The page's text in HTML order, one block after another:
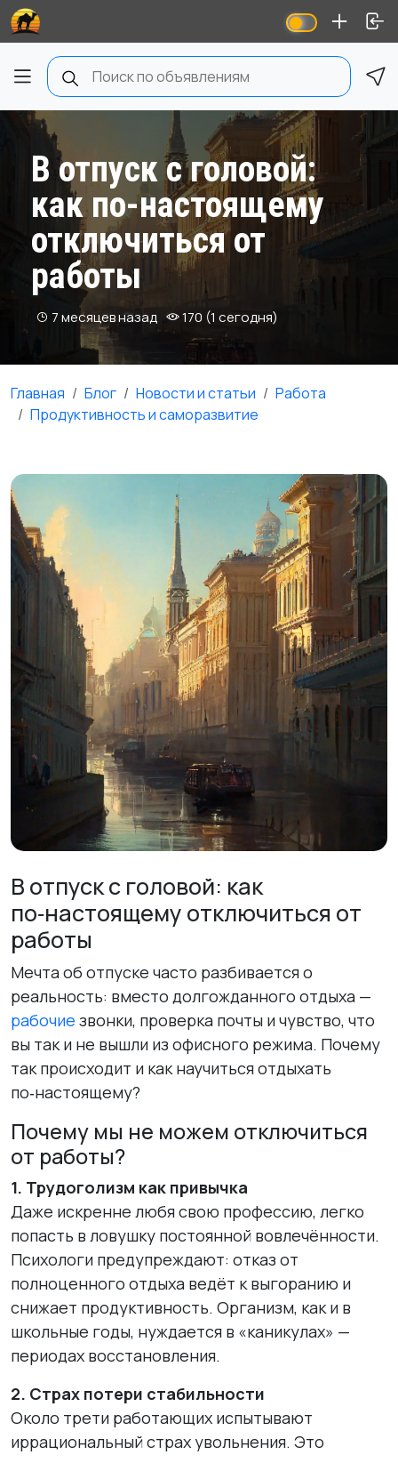
В отпуск с головой:
как по‑настоящему
отключиться от
работы
7 месяцев назад 170 (1 сегодня)
Главная Блог Новости и статьи
Работа
Продуктивность и саморазвитие
В отпуск с головой: как
по‑настоящему отключиться от
работы
Мечта об отпуске часто разбивается о
реальность: вместо долгожданного отдыха —
рабочие звонки, проверка почты и чувство, что
вы так и не вышли из офисного режима. Почему
так происходит и как научиться отдыхать
по‑настоящему?
Почему мы не можем отключиться
от работы?
1. Трудоголизм как привычка
Даже искренне любя свою профессию, легко
попасть в ловушку постоянной вовлечённости.
Психологи предупреждают: отказ от
полноценного отдыха ведёт к выгоранию и
снижает продуктивность. Организм, как и в
школьные годы, нуждается в «каникулах» —
периодах восстановления.
2. Страх потери стабильности
Около трети работающих испытывают
иррациональный страх увольнения. Это